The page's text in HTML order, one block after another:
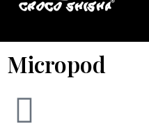
Micropod